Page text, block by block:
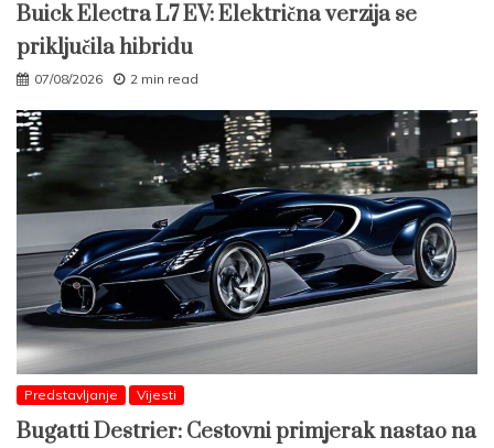
Buick Electra L7 EV: Električna verzija se
priključila hibridu
07/08/2026 2 min read
Predstavljanje Vijesti
Bugatti Destrier: Cestovni primjerak nastao na